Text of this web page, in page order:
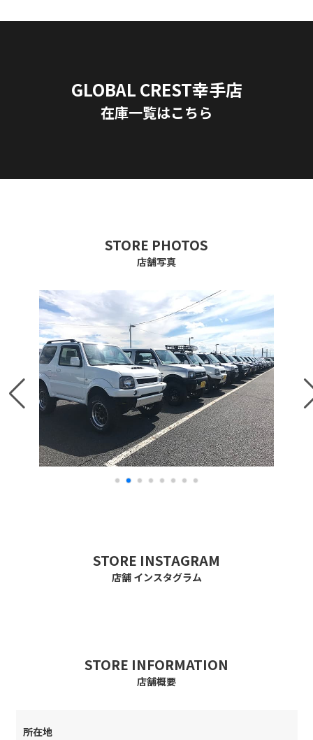
GLOBAL CREST幸手店
在庫一覧はこちら
STORE PHOTOS
店舗写真
STORE INSTAGRAM
店舗 インスタグラム
STORE INFORMATION
店舗概要
所在地